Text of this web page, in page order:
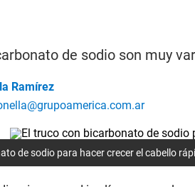
de sodio son muy
Ramírez
de sodio para hacer crecer el cabello